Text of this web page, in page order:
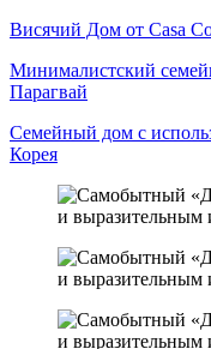
Висячий Дом от Casa
Минималистский
Парагвай
Семейный дом с
Корея